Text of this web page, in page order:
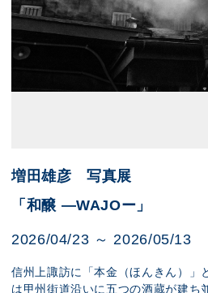
増田雄彦 写真展
「和醸 ―WAJOー」
2026/04/23 ～ 2026/05/13
信州上諏訪に「本金（ほんきん）」
は甲州街道沿いに五つの酒蔵が建ち